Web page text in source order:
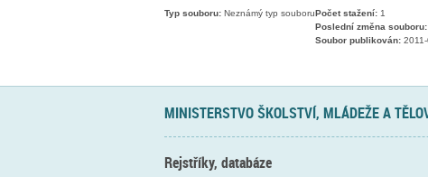
Typ souboru: Neznámý typ souboru Počet stažení: 1
Poslední změna souboru:
Soubor publikován:
MINISTERSTVO ŠKOLSTVÍ, MLÁDEŽE A
Rejstříky, databáze